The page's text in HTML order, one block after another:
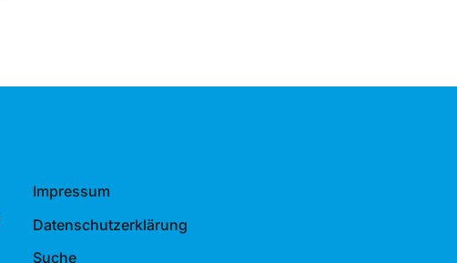
Impressum
Datenschutzerklärung
Suche